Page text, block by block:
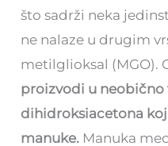
što sadrži neka
ne nalaze u drugim
metilglioksal (MGO).
proizvodi u
dihidroksiacetona
manuke. Manuka